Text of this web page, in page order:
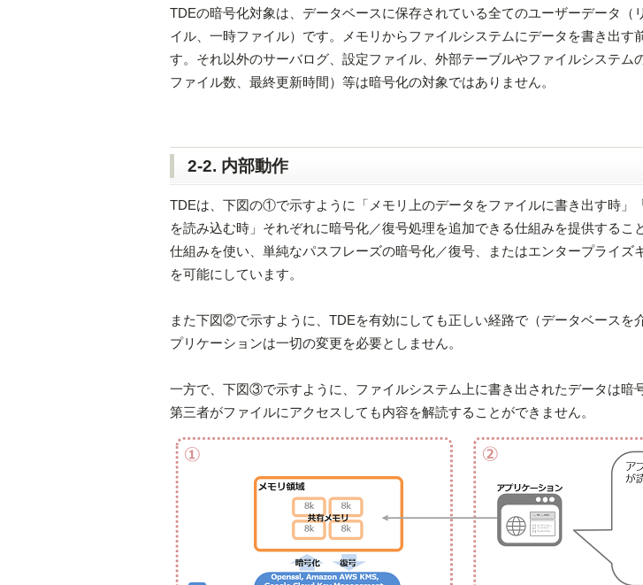
TDEの暗号化対象は、データベースに保存されている全てのユーザーデータ（
イル、一時ファイル）です。メモリからファイルシステムにデータを書き出す
す。それ以外のサーバログ、設定ファイル、外部テーブルやファイルシステム
ファイル数、最終更新時間）等は暗号化の対象ではありません。
2-2. 内部動作
TDEは、下図の①で示すように「メモリ上のデータをファイルに書き出す時」
を読み込む時」それぞれに暗号化／復号処理を追加できる仕組みを提供するこ
仕組みを使い、単純なパスフレーズの暗号化／復号、またはエンタープライズ
を可能にしています。
また下図②で示すように、TDEを有効にしても正しい経路で（データベースを
プリケーションは一切の変更を必要としません。
一方で、下図③で示すように、ファイルシステム上に書き出されたデータは暗
第三者がファイルにアクセスしても内容を解読することができません。